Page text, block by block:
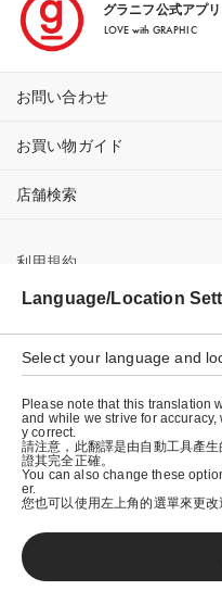
グラニフ公式アプリ
LOVE with GRAPHIC
お問い合わせ
お買い物ガイド
店舗検索
利用規約
プライバシーポリシー
特定商取引法に基づく表示
会社概要
Language/Location
Select your language and
Please note that this translation
and while we strive for
y correct.
請注意，此翻譯是由自動工具產
證其完全正確。
You can also change these
er.
您也可以使用左上角的選單來更改